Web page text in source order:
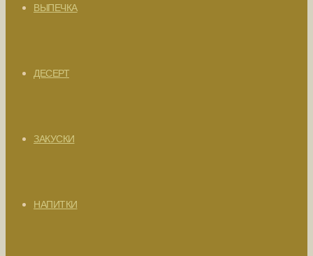
ВЫПЕЧКА
ДЕСЕРТ
ЗАКУСКИ
НАПИТКИ